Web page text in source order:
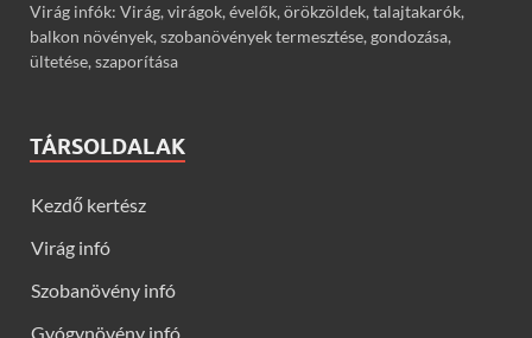
Virág infók: Virág, virágok, évelők, örökzöldek, talajtakarók,
balkon növények, szobanövények termesztése, gondozása,
ültetése, szaporítása
TÁRSOLDALAK
Kezdő kertész
Virág infó
Szobanövény infó
Gyógynövény infó